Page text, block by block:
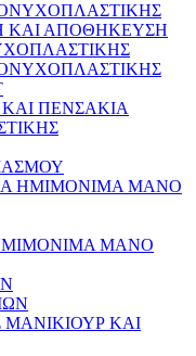
ΚΑΙ ΑΠΟΘΗΚΕΥΣΗ
ΠΕΝΣΑΚΙΑ
ΗΜΙΜΟΝΙΜΑ ΜΑΝΟ
ΜΑΝΟ
ΜΑΝΙΚΙΟΥΡ ΚΑΙ